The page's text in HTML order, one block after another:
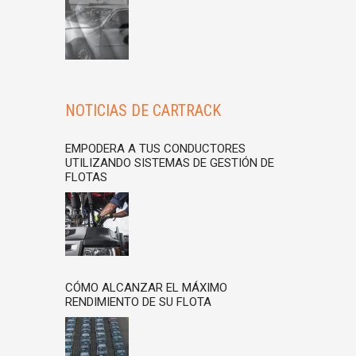
NOTICIAS DE CARTRACK
EMPODERA A TUS CONDUCTORES
UTILIZANDO SISTEMAS DE GESTIÓN DE
FLOTAS
CÓMO ALCANZAR EL MÁXIMO
RENDIMIENTO DE SU FLOTA